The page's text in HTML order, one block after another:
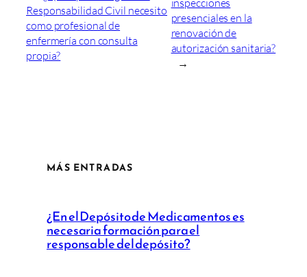
Responsabilidad Civil necesito
como profesional de
enfermería con consulta
propia?
presenciales en la
renovación de
autorización sanitaria?
→
MÁS ENTRADAS
¿En el Depósito de Medicamentos es
necesaria formación para el
responsable del depósito?